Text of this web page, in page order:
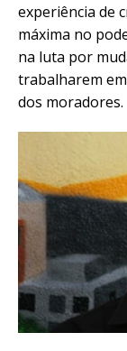
experiência de
máxima no
na luta por
trabalharem
dos moradores.